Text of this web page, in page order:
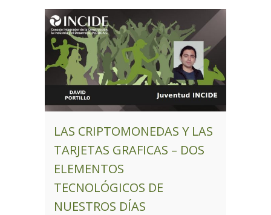
LAS CRIPTOMONEDAS Y LAS
TARJETAS GRAFICAS – DOS
ELEMENTOS
TECNOLÓGICOS DE
NUESTROS DÍAS